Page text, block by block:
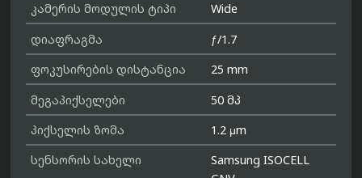
კამერის მოდულის ტიპი
Wide
დიაფრაგმა
ƒ/1.7
ფოკუსირების დისტანცია
25 mm
მეგაპიქსელები
50 მპ
პიქსელის ზომა
1.2 μm
სენსორის სახელი
Samsung ISOCELL